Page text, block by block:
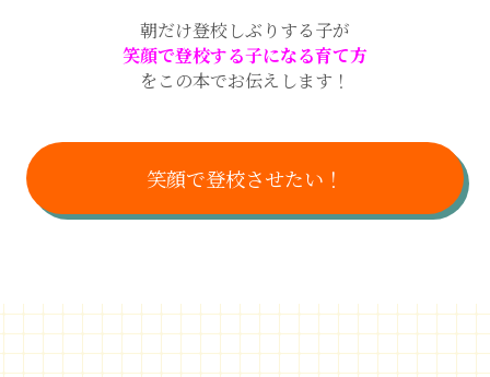
朝だけ登校しぶりする子が
笑顔で登校する子になる育て方
をこの本でお伝えします！
笑顔で登校させたい！